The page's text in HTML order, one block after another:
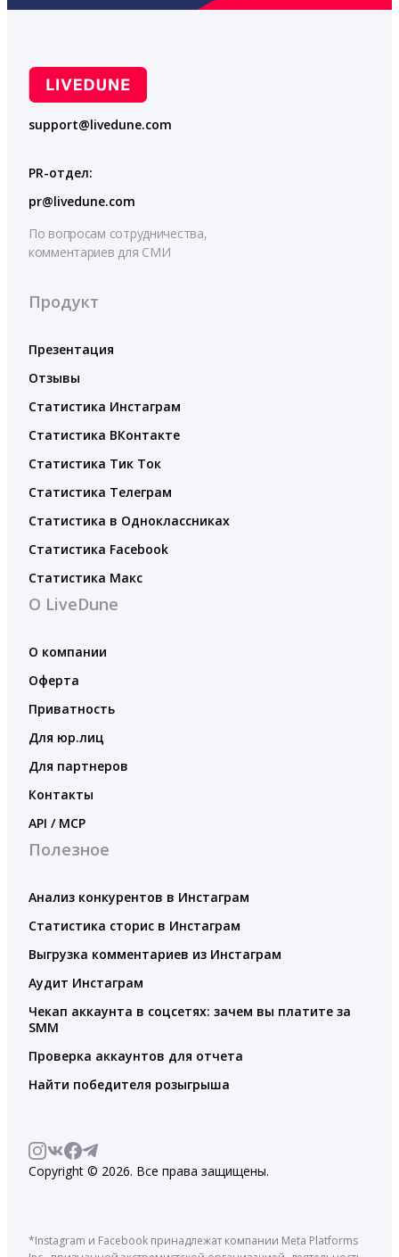
support@livedune.com
PR-отдел:
pr@livedune.com
По вопросам сотрудничества,
комментариев для СМИ
Продукт
Презентация
Отзывы
Статистика Инстаграм
Статистика ВКонтакте
Статистика Тик Ток
Статистика Телеграм
Статистика в Одноклассниках
Статистика Facebook
Статистика Макс
О LiveDune
О компании
Оферта
Приватность
Для юр.лиц
Для партнеров
Контакты
API / MCP
Полезное
Анализ конкурентов в Инстаграм
Статистика сторис в Инстаграм
Выгрузка комментариев из Инстаграм
Аудит Инстаграм
Чекап аккаунта в соцсетях: зачем вы платите за
SMM
Проверка аккаунтов для отчета
Найти победителя розыгрыша
Copyright © 2026. Все права защищены.
*Instagram и Facebook принадлежат компании Meta Platforms